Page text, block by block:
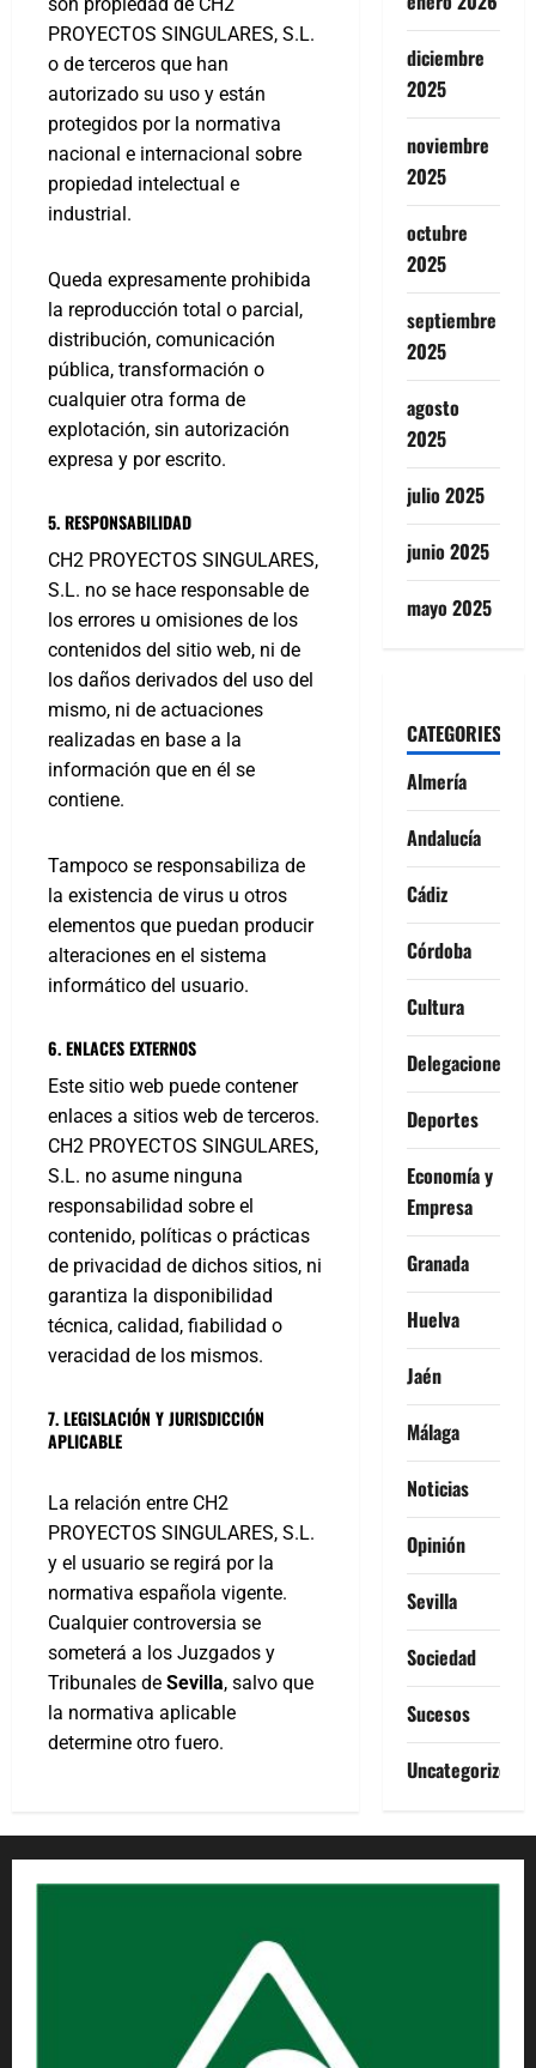
PROYECTOS SINGULARES, S.L.
o de terceros que han
autorizado su uso y están
protegidos por la normativa
nacional e internacional sobre
propiedad intelectual e
industrial.
Queda expresamente prohibida
la reproducción total o parcial,
distribución, comunicación
pública, transformación o
cualquier otra forma de
explotación, sin autorización
expresa y por escrito.
5. RESPONSABILIDAD
CH2 PROYECTOS SINGULARES,
S.L. no se hace responsable de
los errores u omisiones de los
contenidos del sitio web, ni de
los daños derivados del uso del
mismo, ni de actuaciones
realizadas en base a la
información que en él se
contiene.
Tampoco se responsabiliza de
la existencia de virus u otros
elementos que puedan producir
alteraciones en el sistema
informático del usuario.
6. ENLACES EXTERNOS
Este sitio web puede contener
enlaces a sitios web de terceros.
CH2 PROYECTOS SINGULARES,
S.L. no asume ninguna
responsabilidad sobre el
contenido, políticas o prácticas
de privacidad de dichos sitios, ni
garantiza la disponibilidad
técnica, calidad, fiabilidad o
veracidad de los mismos.
7. LEGISLACIÓN Y JURISDICCIÓN
APLICABLE
La relación entre CH2
PROYECTOS SINGULARES, S.L.
y el usuario se regirá por la
normativa española vigente.
Cualquier controversia se
someterá a los Juzgados y
Tribunales de Sevilla, salvo que
la normativa aplicable
determine otro fuero.
diciembre
2025
noviembre
2025
octubre
2025
septiembre
2025
agosto
2025
julio 2025
junio 2025
mayo 2025
CATEGORIES
Almería
Andalucía
Cádiz
Córdoba
Cultura
Delegaciones
Deportes
Economía y
Empresa
Granada
Huelva
Jaén
Málaga
Noticias
Opinión
Sevilla
Sociedad
Sucesos
Uncategorized